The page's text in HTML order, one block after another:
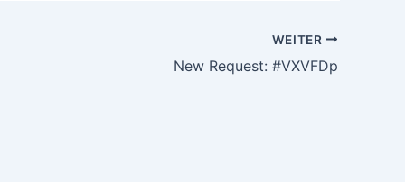
WEITER
New Request: #VXVFDp